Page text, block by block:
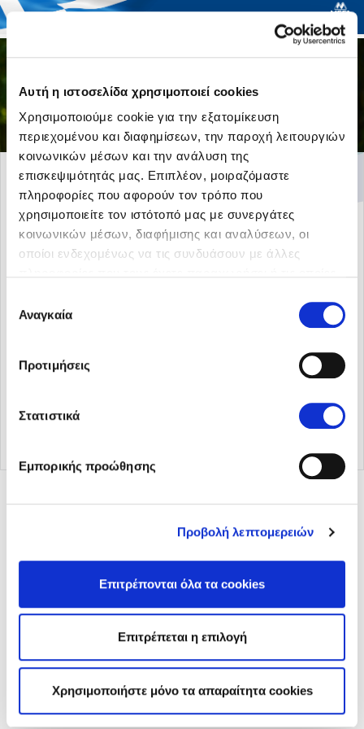
Αυτή η ιστοσελίδα χρησιμοποιεί cookies
Χρησιμοποιούμε cookie για την εξατομίκευση
περιεχομένου και διαφημίσεων, την παροχή λειτουργιών
κοινωνικών μέσων και την ανάλυση της
επισκεψιμότητάς μας. Επιπλέον, μοιραζόμαστε
πληροφορίες που αφορούν τον τρόπο που
χρησιμοποιείτε τον ιστότοπό μας με συνεργάτες
κοινωνικών μέσων, διαφήμισης και αναλύσεων, οι
οποίοι ενδεχομένως να τις συνδυάσουν με άλλες
των υπηρεσιών τους.
συγκατάθεσης
Αναγκαία
Προτιμήσεις
Στατιστικά
Εμπορικής προώθησης
Προβολή λεπτομερειών
Επιτρέπονται όλα τα cookies
Επιτρέπεται η επιλογή
Χρησιμοποιήστε μόνο τα απαραίτητα cookies
5
Όροι χρήσης
Πολιτική Cookies
Ρυθμίσεις Cookies